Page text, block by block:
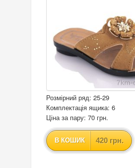
Розмірний ряд: 25-29
Комплектація ящика: 6
Ціна за пару: 70 грн.
В КОШИК 420 грн.